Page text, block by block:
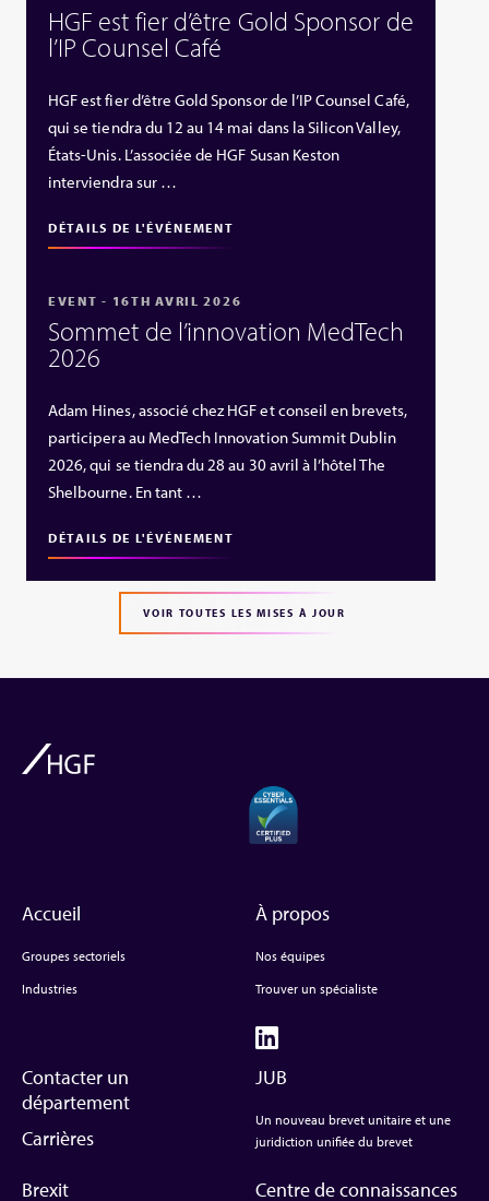
HGF est fier d’être Gold Sponsor de
l’IP Counsel Café
HGF est fier d’être Gold Sponsor de l’IP Counsel Café,
qui se tiendra du 12 au 14 mai dans la Silicon Valley,
États‑Unis. L’associée de HGF Susan Keston
interviendra sur …
DÉTAILS DE L'ÉVÉNEMENT
EVENT - 16TH AVRIL 2026
Sommet de l’innovation MedTech
2026
Adam Hines, associé chez HGF et conseil en brevets,
participera au MedTech Innovation Summit Dublin
2026, qui se tiendra du 28 au 30 avril à l’hôtel The
Shelbourne. En tant …
DÉTAILS DE L'ÉVÉNEMENT
VOIR TOUTES LES MISES À JOUR
Accueil
Groupes sectoriels
Industries
À propos
Nos équipes
Trouver un spécialiste
Contacter un
département
Carrières
JUB
Un nouveau brevet unitaire et une
juridiction unifiée du brevet
Brexit Centre de connaissances